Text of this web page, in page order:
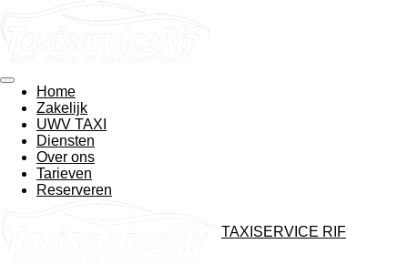
Ga
direct
naar
hoofdinhoud
Home
Zakelijk
UWV TAXI
Diensten
Over ons
Tarieven
Reserveren
TAXISERVICE RIF